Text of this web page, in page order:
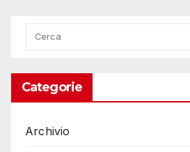
Categorie
Archivio